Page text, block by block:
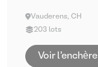
Vauderens, CH
203 lots
Voir l'enchère